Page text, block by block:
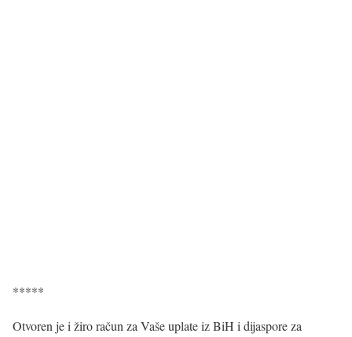
*****
Otvoren je i žiro račun za Vaše uplate iz BiH i dijaspore za